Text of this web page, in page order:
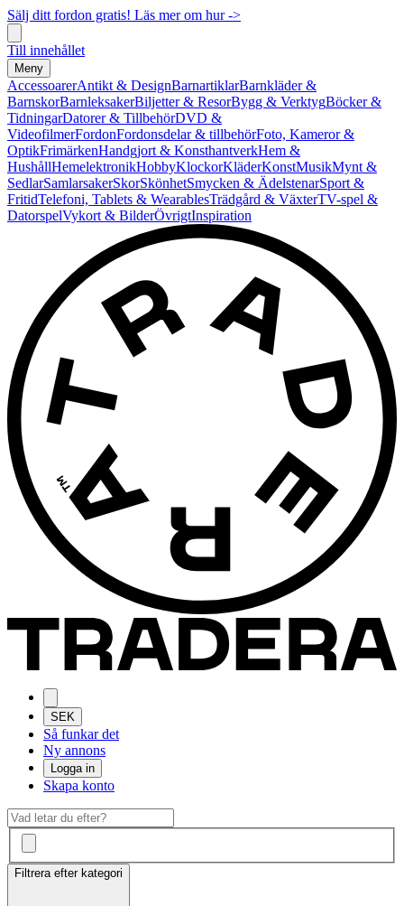
Sälj ditt fordon gratis! Läs mer om hur ->
Till innehållet
Meny
AccessoarerAntikt & DesignBarnartiklarBarnkläder &
BarnskorBarnleksakerBiljetter & ResorBygg & VerktygBöcker &
TidningarDatorer & TillbehörDVD &
VideofilmerFordonFordonsdelar & tillbehörFoto, Kameror &
OptikFrimärkenHandgjort & KonsthantverkHem &
HushållHemelektronikHobbyKlockorKläderKonstMusikMynt &
SedlarSamlarsakerSkorSkönhetSmycken & ÄdelstenarSport &
FritidTelefoni, Tablets & WearablesTrädgård & VäxterTV-spel &
DatorspelVykort & BilderÖvrigtInspiration
SEK
Så funkar det
Ny annons
Logga in
Skapa konto
Filtrera efter kategori